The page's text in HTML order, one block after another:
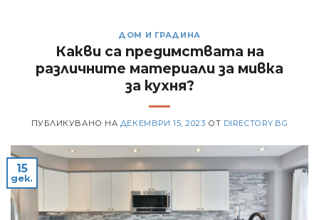
ДОМ И ГРАДИНА
Какви са предимствата на
различните материали за мивка
за кухня?
ПУБЛИКУВАНО НА ДЕКЕМВРИ 15, 2023 ОТ DIRECTORY.BG
15
дек.